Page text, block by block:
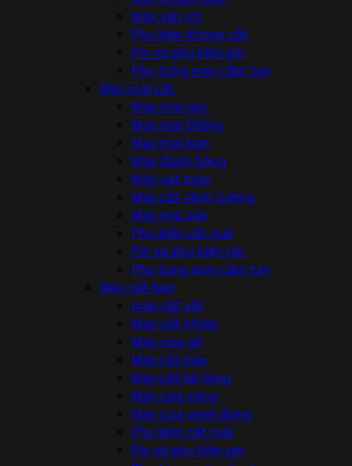
Máy vặn vít
Phụ kiện khoan cắt
Pin và phụ kiện pin
Phụ tùng máy cầm tay
Máy mài cắt
Máy mài góc
Máy mài thẳng
Máy mài bàn
Máy đánh bóng
Máy vát mép
Máy cắt rãnh tường
Máy mài sàn
Phụ kiện cắt mài
Pin và phụ kiện pin
Phụ tùng máy cầm tay
Máy cắt bàn
máy cắt sắt
Máy cắt nhôm
Máy cưa gỗ
Máy cắt bàn
Máy cắt bê tông
Máy cưa vòng
Máy cưa vanh đứng
Phụ kiện cắt mài
Pin và phụ kiện pin